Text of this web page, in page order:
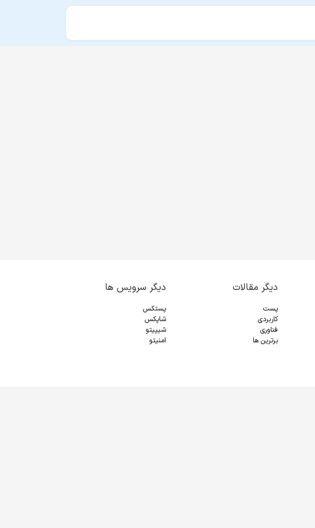
دیگر مقالات
پست
کاربردی
فناوری
برترین ها
دیگر سرویس ها
پستکس
شاپکس
شیپیتو
امنیتو